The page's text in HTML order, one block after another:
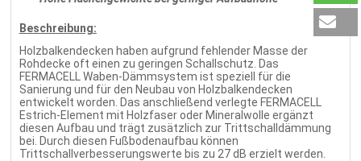
Beschreibung:
Holzbalkendecken haben aufgrund fehlender Masse der
Rohdecke oft einen zu geringen Schallschutz. Das
FERMACELL Waben-Dämmsystem ist speziell für die
Sanierung und für den Neubau von Holzbalkendecken
entwickelt worden. Das anschließend verlegte FERMACELL
Estrich-Element mit Holzfaser oder Mineralwolle ergänzt
diesen Aufbau und trägt zusätzlich zur Trittschalldämmung
bei. Durch diesen Fußbodenaufbau können
Trittschallverbesserungswerte bis zu 27 dB erzielt werden.